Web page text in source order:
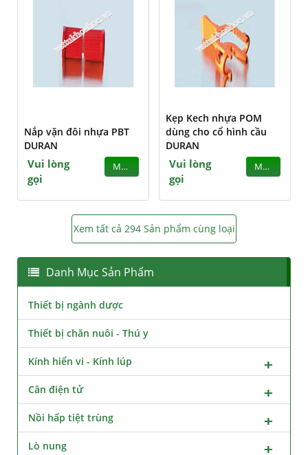
Nắp vặn đôi nhựa PBT
DURAN
Vui lòng
gọi
MUA
Kẹp Kech nhựa POM
dùng cho cổ hình cầu
DURAN
Vui lòng
gọi
MUA
Xem tất cả 294 Sản phẩm cùng loại
Danh Mục Sản Phẩm
Thiết bị ngành dược
Thiết bị chăn nuôi - Thú y
Kính hiển vi - Kính lúp
Cân điện tử
Nồi hấp tiệt trùng
Lò nung